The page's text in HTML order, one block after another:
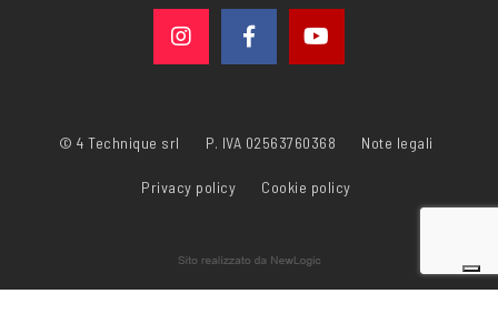
© 4 Technique srl P. IVA 02563760368 Note legali
Privacy policy Cookie policy